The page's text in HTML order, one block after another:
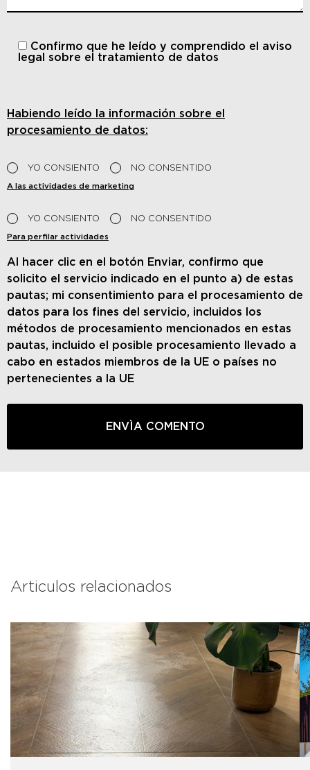
Confirmo que he leído y comprendido el aviso
legal sobre el tratamiento de datos
Habiendo leído la información sobre el
procesamiento de datos:
YO CONSIENTO NO CONSENTIDO
A las actividades de marketing
YO CONSIENTO NO CONSENTIDO
Para perfilar actividades
Al hacer clic en el botón Enviar, confirmo que
solicito el servicio indicado en el punto a) de estas
pautas; mi consentimiento para el procesamiento de
datos para los fines del servicio, incluidos los
métodos de procesamiento mencionados en estas
pautas, incluido el posible procesamiento llevado a
cabo en estados miembros de la UE o países no
pertenecientes a la UE
Articulos relacionados